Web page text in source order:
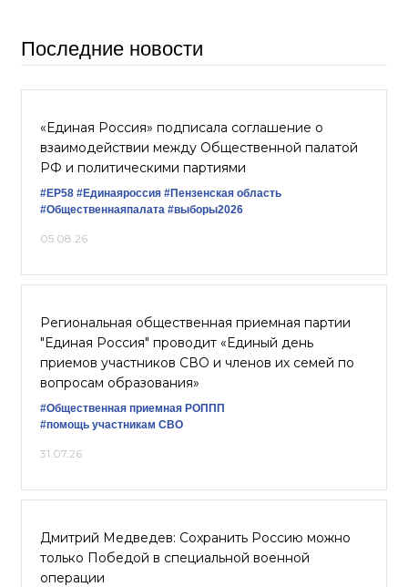
Последние новости
«Единая Россия» подписала соглашение о
взаимодействии между Общественной палатой
РФ и политическими партиями
#ЕР58 #Единаяроссия #Пензенская область
#Общественнаяпалата #выборы2026
05.08.26
Региональная общественная приемная партии
"Единая Россия" проводит «Единый день
приемов участников СВО и членов их семей по
вопросам образования»
#Общественная приемная РОППП
#помощь участникам СВО
31.07.26
Дмитрий Медведев: Сохранить Россию можно
только Победой в специальной военной
операции